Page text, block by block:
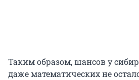
Таким образом, шансов у
даже математических не